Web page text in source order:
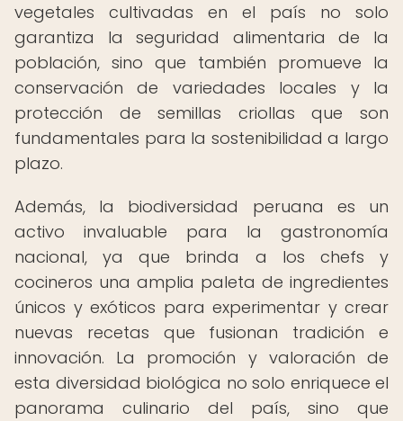
vegetales cultivadas en el país no solo
garantiza la seguridad alimentaria de la
población, sino que también promueve la
conservación de variedades locales y la
protección de semillas criollas que son
fundamentales para la sostenibilidad a largo
plazo.
Además, la biodiversidad peruana es un
activo invaluable para la gastronomía
nacional, ya que brinda a los chefs y
cocineros una amplia paleta de ingredientes
únicos y exóticos para experimentar y crear
nuevas recetas que fusionan tradición e
innovación. La promoción y valoración de
esta diversidad biológica no solo enriquece el
panorama culinario del país, sino que